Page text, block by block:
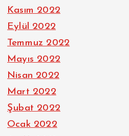
Kasım 2022
Eylül 2022
Temmuz 2022
Mayıs 2022
Nisan 2022
Mart 2022
Şubat 2022
Ocak 2022